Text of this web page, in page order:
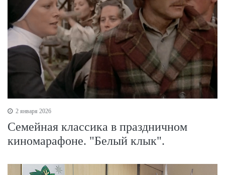
2 января 2026
Семейная классика в праздничном
киномарафоне. "Белый клык".